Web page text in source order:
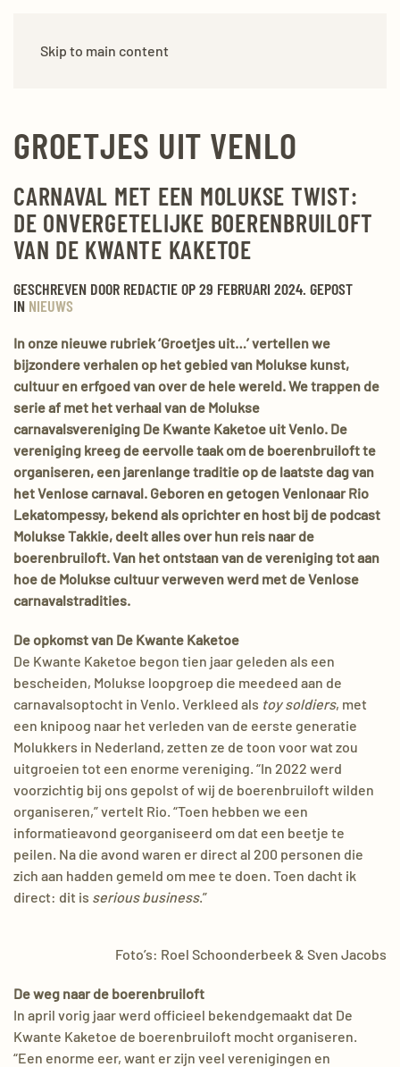
Skip to main content
GROETJES UIT VENLO
CARNAVAL MET EEN MOLUKSE TWIST:
DE ONVERGETELIJKE BOERENBRUILOFT
VAN DE KWANTE KAKETOE
GESCHREVEN DOOR REDACTIE OP29 FEBRUARI 2024. GEPOST
IN NIEUWS
In onze nieuwe rubriek ‘Groetjes uit…’ vertellen we
bijzondere verhalen op het gebied van Molukse kunst,
cultuur en erfgoed van over de hele wereld. We trappen de
serie af met het verhaal van de Molukse
carnavalsvereniging De Kwante Kaketoe uit Venlo. De
vereniging kreeg de eervolle taak om de boerenbruiloft te
organiseren, een jarenlange traditie op de laatste dag van
het Venlose carnaval. Geboren en getogen Venlonaar Rio
Lekatompessy, bekend als oprichter en host bij de podcast
Molukse Takkie, deelt alles over hun reis naar de
boerenbruiloft. Van het ontstaan van de vereniging tot aan
hoe de Molukse cultuur verweven werd met de Venlose
carnavalstradities.
De opkomst van De Kwante Kaketoe
De Kwante Kaketoe begon tien jaar geleden als een
bescheiden, Molukse loopgroep die meedeed aan de
carnavalsoptocht in Venlo. Verkleed als toy soldiers, met
een knipoog naar het verleden van de eerste generatie
Molukkers in Nederland, zetten ze de toon voor wat zou
uitgroeien tot een enorme vereniging. “In 2022 werd
voorzichtig bij ons gepolst of wij de boerenbruiloft wilden
organiseren,” vertelt Rio. “Toen hebben we een
informatieavond georganiseerd om dat een beetje te
peilen. Na die avond waren er direct al 200 personen die
zich aan hadden gemeld om mee te doen. Toen dacht ik
direct: dit is serious business.”
Foto’s: Roel Schoonderbeek & Sven Jacobs
De weg naar de boerenbruiloft
In april vorig jaar werd officieel bekendgemaakt dat De
Kwante Kaketoe de boerenbruiloft mocht organiseren.
“Een enorme eer, want er zijn veel verenigingen en